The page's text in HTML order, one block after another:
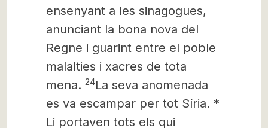
ensenyant a les sinagogues,
anunciant la bona nova del
Regne i guarint entre el poble
malalties i xacres de tota
mena. 24La seva anomenada
es va escampar per tot Síria. *
Li portaven tots els qui